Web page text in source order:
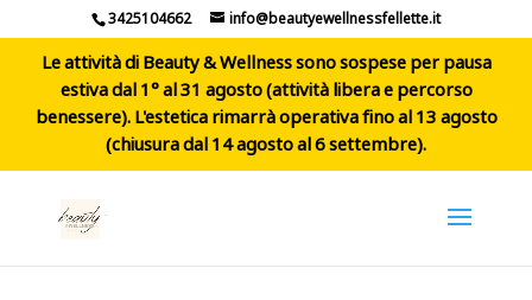
3425104662 info@beautyewellnessfellette.it
Le attività di Beauty & Wellness sono sospese per pausa
estiva dal 1° al 31 agosto (attività libera e percorso
benessere). L'estetica rimarrà operativa fino al 13 agosto
(chiusura dal 14 agosto al 6 settembre).